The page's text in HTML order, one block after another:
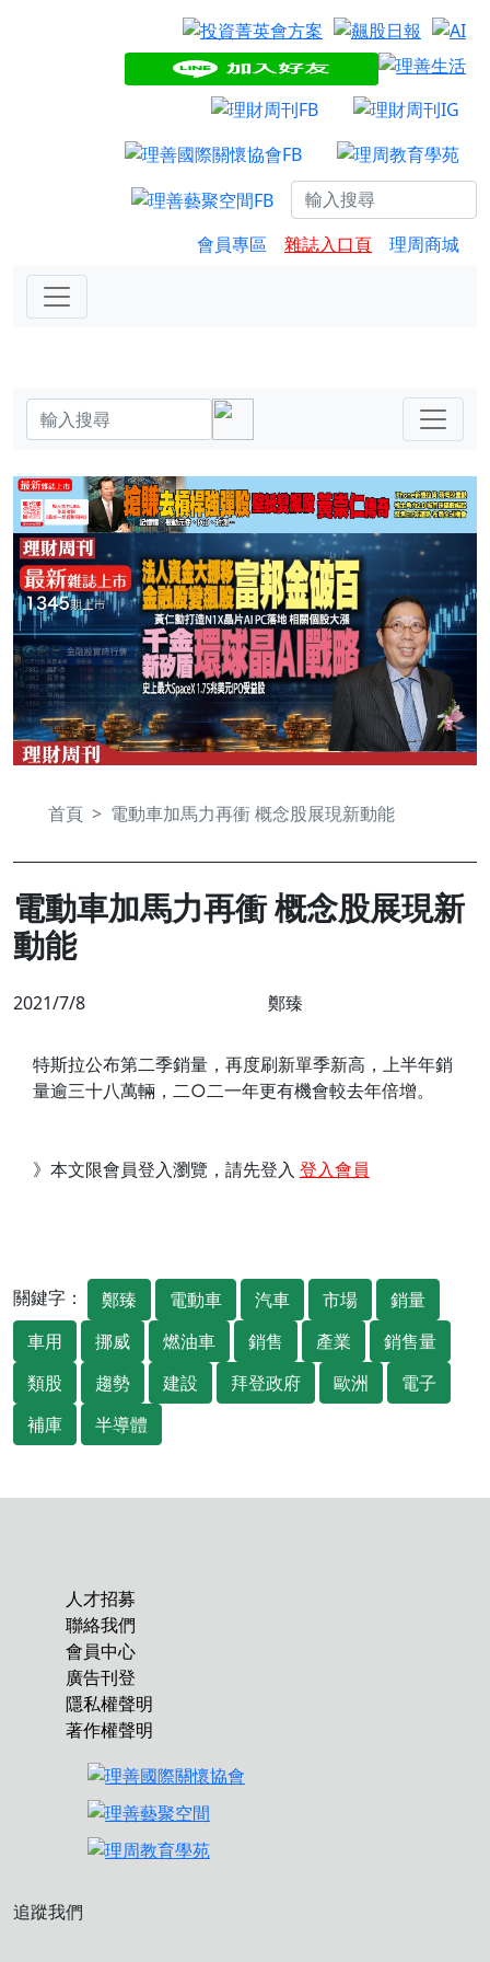
會員專區 雜誌入口頁 理周商城
首頁 電動車加馬力再衝 概念股展現新動能
電動車加馬力再衝 概念股展現新
動能
2021/7/8 鄭臻
特斯拉公布第二季銷量，再度刷新單季新高，上半年銷
量逾三十八萬輛，二○二一年更有機會較去年倍增。
》本文限會員登入瀏覽，請先登入 登入會員
關鍵字： 鄭臻 電動車 汽車 市場
銷量
車用
挪威 燃油車 銷售 產業
銷售量
類股
趨勢 建設 拜登政府 歐洲
電子
補庫
半導體
人才招募
聯絡我們
會員中心
廣告刊登
隱私權聲明
著作權聲明
追蹤我們